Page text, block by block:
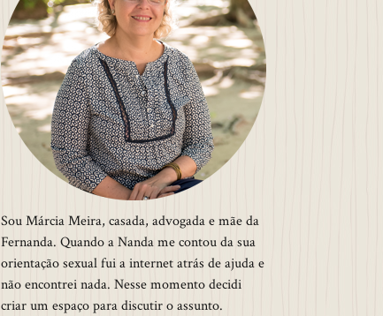
Sou Márcia Meira, casada, advogada e mãe da
Fernanda. Quando a Nanda me contou da sua
orientação sexual fui a internet atrás de ajuda e
não encontrei nada. Nesse momento decidi
criar um espaço para discutir o assunto.